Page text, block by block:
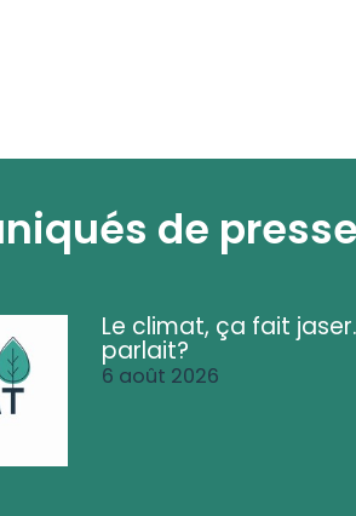
de presse
Le climat, ça fait
parlait?
6 août 2026